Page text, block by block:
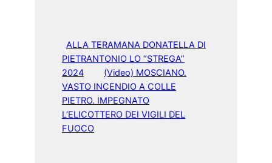
ALLA TERAMANA DONATELLA DI
PIETRANTONIO LO “STREGA”
2024
(Video) MOSCIANO.
VASTO INCENDIO A COLLE
PIETRO. IMPEGNATO
L’ELICOTTERO DEI VIGILI DEL
FUOCO